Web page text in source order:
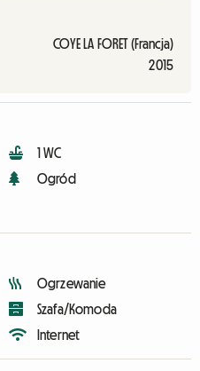
COYE LA FORET (Francja)
2015
1 WC
Ogród
Ogrzewanie
Szafa/Komoda
Internet